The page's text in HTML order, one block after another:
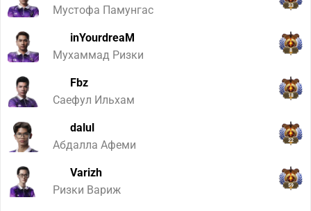
Мустофа Памунгас
33
inYourdreaM
Мухаммад Ризки
8
Fbz
Саефул Ильхам
18
dalul
Абдалла Афеми
22
Varizh
Ризки Вариж
59